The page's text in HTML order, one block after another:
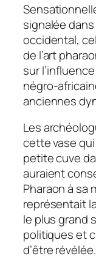
signalée
occidental,
de l’art
sur
négro-
anciennes
Les
cette vase
petite cuve
auraient
Pharaon à sa
représentait
le plus grand
politiques et
d’être révélée.